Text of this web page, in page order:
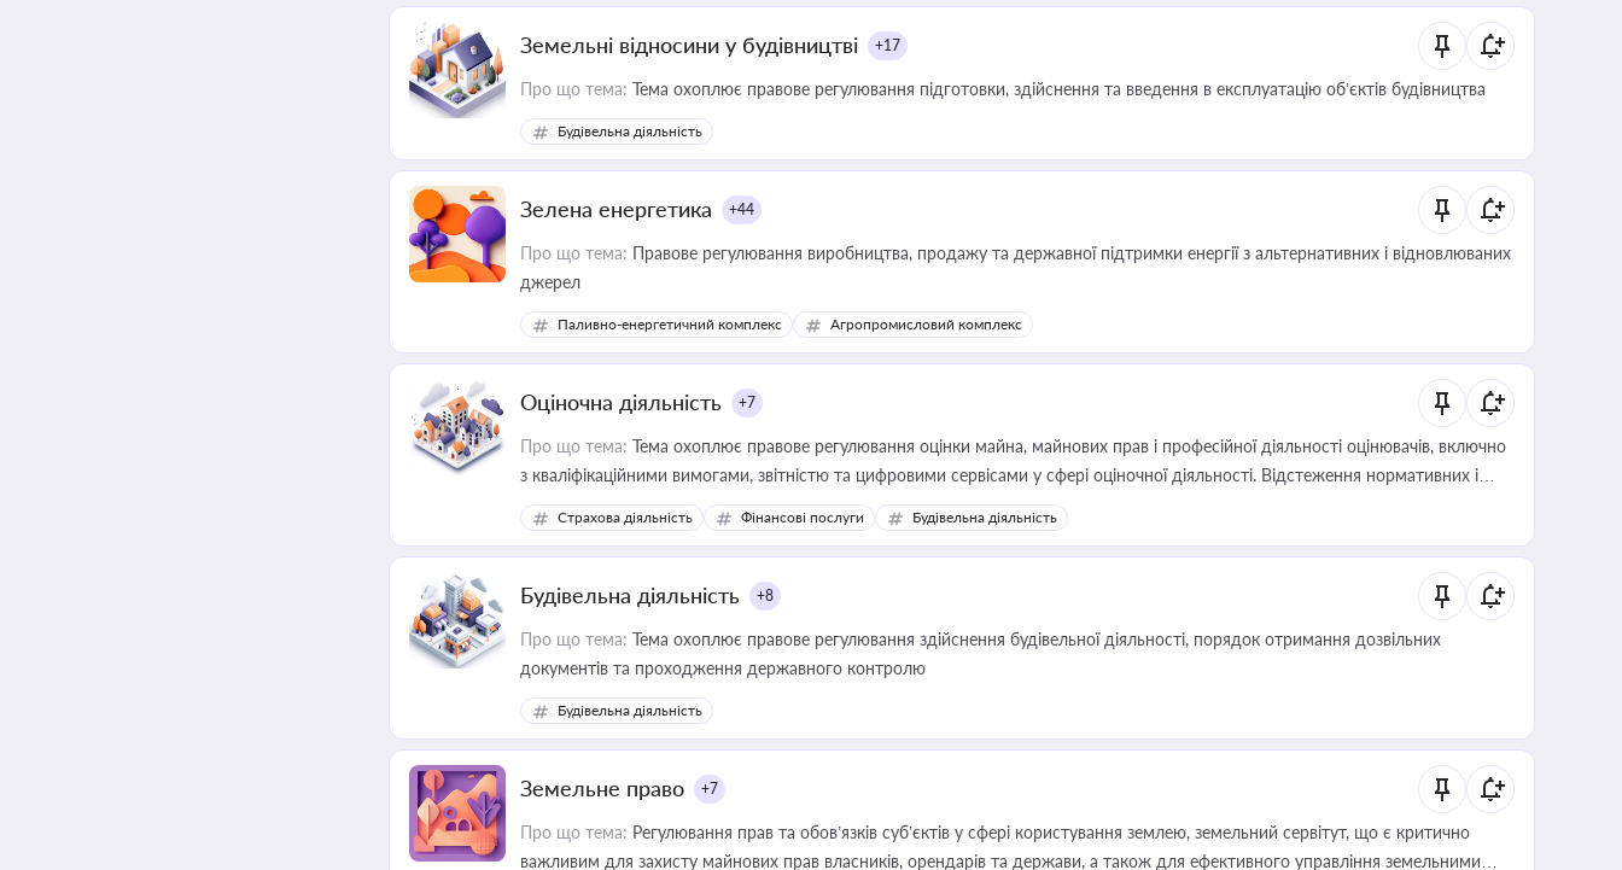
Земельні відносини у будівництві +17
Про що тема: Тема охоплює правове регулювання підготовки, здійснення та введення в експлуатацію об’єктів будівництва
Будівельна діяльність
Зелена енергетика +44
Про що тема: Правове регулювання виробництва, продажу та державної підтримки енергії з альтернативних і відновлюваних
джерел
Паливно-енергетичний комплекс Агропромисловий комплекс
Оціночна діяльність +7
Про що тема: Тема охоплює правове регулювання оцінки майна, майнових прав і професійної діяльності оцінювачів, включно
з кваліфікаційними вимогами, звітністю та цифровими сервісами у сфері оціночної діяльності. Відстеження нормативних і
медійних змін у цій сфері корисне для власника бізнесу, керівника, юриста або бухгалтера під час оподаткування,
приватизації, оренди державного майна, корпоративних угод і перевірки статусу суб'єктів оціночної діяльності
Страхова діяльність Фінансові послуги Будівельна діяльність
Будівельна діяльність +8
Про що тема: Тема охоплює правове регулювання здійснення будівельної діяльності, порядок отримання дозвільних
документів та проходження державного контролю
Будівельна діяльність
Земельне право +7
Про що тема: Регулювання прав та обов’язків суб’єктів у сфері користування землею, земельний сервітут, що є критично
важливим для захисту майнових прав власників, орендарів та держави, а також для ефективного управління земельними